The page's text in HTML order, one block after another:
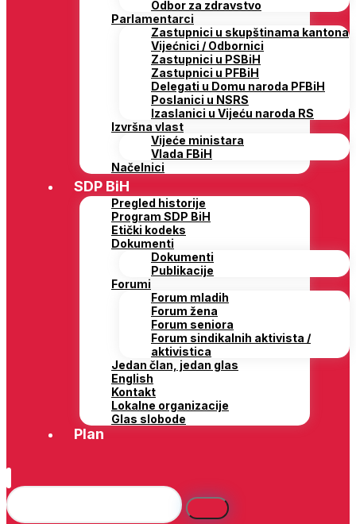
Odbor za zdravstvo
Parlamentarci
Zastupnici u skupštinama kantona
Vijećnici / Odbornici
Zastupnici u PSBiH
Zastupnici u PFBiH
Delegati u Domu naroda PFBiH
Poslanici u NSRS
Izaslanici u Vijeću naroda RS
Izvršna vlast
Vijeće ministara
Vlada FBiH
Načelnici
SDP BiH
Pregled historije
Program SDP BiH
Etički kodeks
Dokumenti
Dokumenti
Publikacije
Forumi
Forum mladih
Forum žena
Forum seniora
Forum sindikalnih aktivista /
aktivistica
Jedan član, jedan glas
English
Kontakt
Lokalne organizacije
Glas slobode
Plan